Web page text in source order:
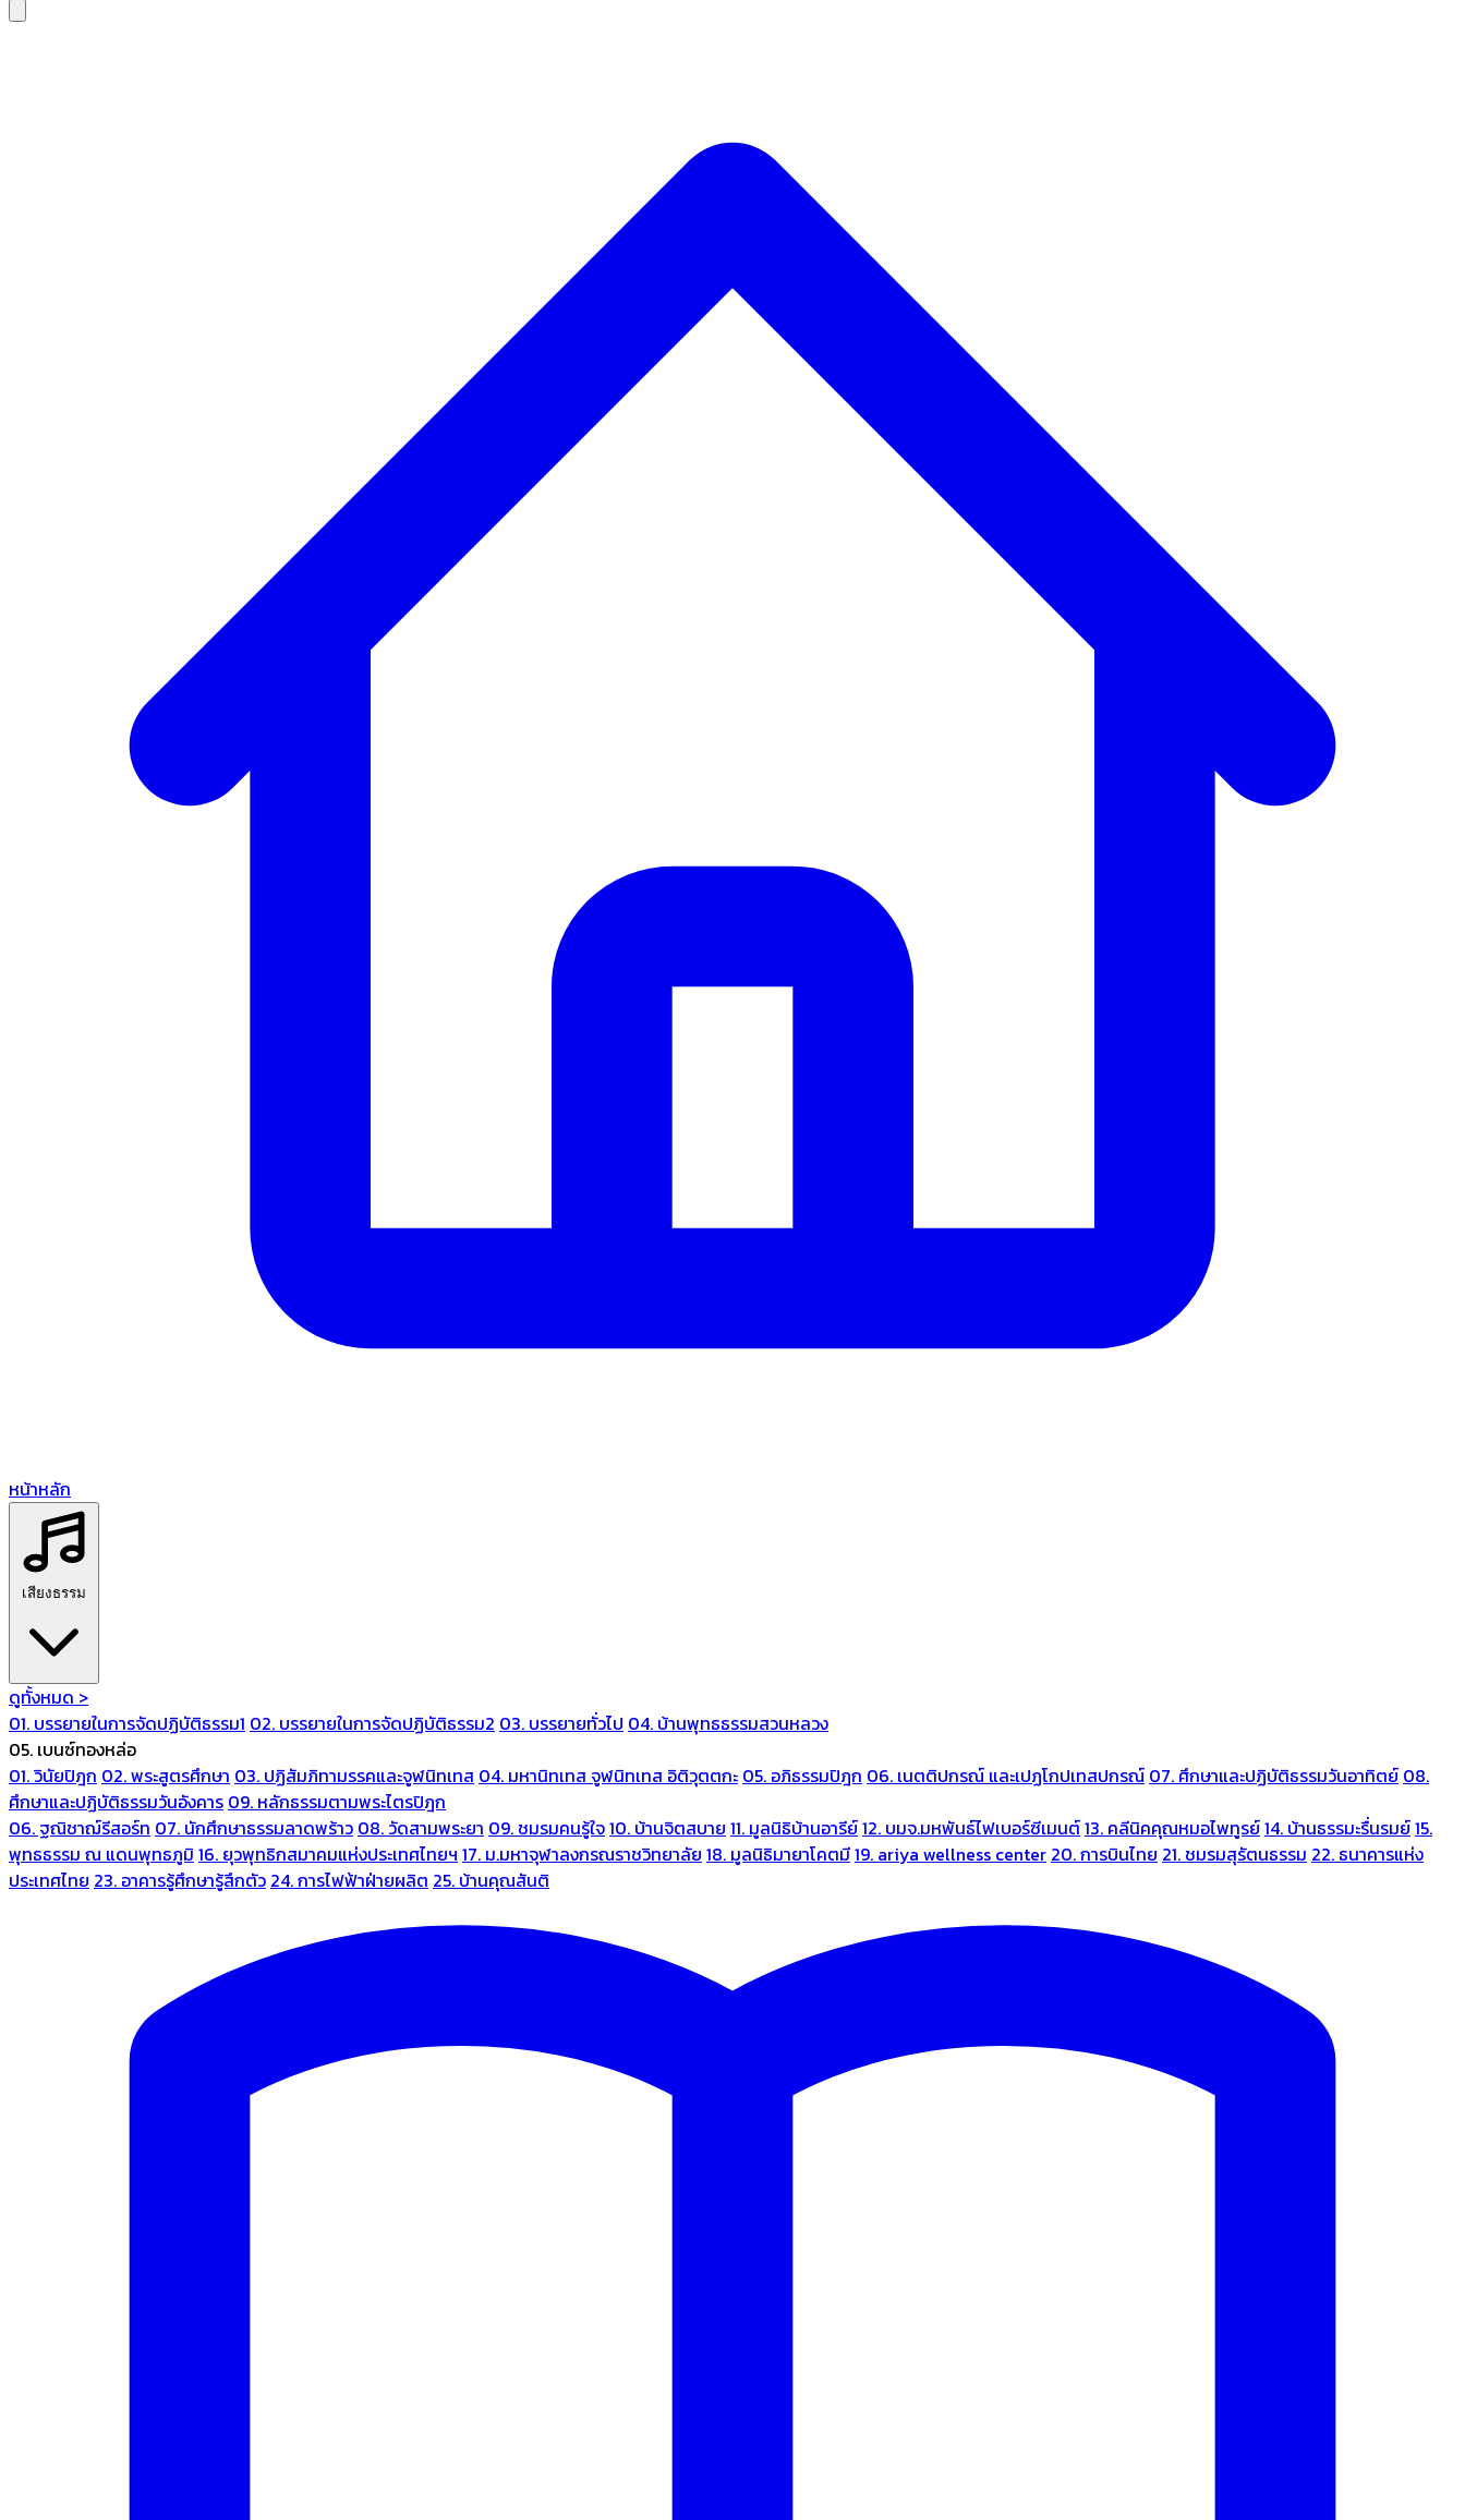
หน้าหลัก
เสียงธรรม
ดูทั้งหมด >
01. บรรยายในการจัดปฏิบัติธรรม1 02. บรรยายในการจัดปฏิบัติธรรม2 03. บรรยายทั่วไป 04. บ้านพุทธธรรมสวนหลวง
05. เบนซ์ทองหล่อ
01. วินัยปิฎก 02. พระสูตรศึกษา 03. ปฏิสัมภิทามรรคและจูฬนิทเทส 04. มหานิทเทส จูฬนิทเทส อิติวุตตกะ 05. อภิธรรมปิฎก 06. เนตติปกรณ์ และเปฏโกปเทสปกรณ์ 07. ศึกษาและปฏิบัติธรรมวันอาทิตย์ 08.
ศึกษาและปฏิบัติธรรมวันอังคาร 09. หลักธรรมตามพระไตรปิฎก
06. ฐณิชาฌ์รีสอร์ท 07. นักศึกษาธรรมลาดพร้าว 08. วัดสามพระยา 09. ชมรมคนรู้ใจ10. บ้านจิตสบาย 11. มูลนิธิบ้านอารีย์12. บมจ.มหพันธ์ไฟเบอร์ซีเมนต์13. คลีนิคคุณหมอไพทูรย์14. บ้านธรรมะรื่นรมย์15.
พุทธธรรม ณ แดนพุทธภูมิ 16. ยุวพุทธิกสมาคมแห่งประเทศไทยฯ 17. ม.มหาจุฬาลงกรณราชวิทยาลัย 18. มูลนิธิมายาโคตมี19. ariya wellness center 20. การบินไทย 21. ชมรมสุรัตนธรรม 22. ธนาคารแห่ง
ประเทศไทย 23. อาคารรู้ศึกษารู้สึกตัว 24. การไฟฟ้าฝ่ายผลิต 25. บ้านคุณสันติ